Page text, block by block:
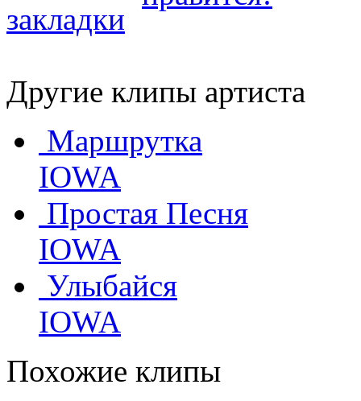
Другие клипы артиста
Маршрутка
IOWA
Простая Песня
IOWA
Улыбайся
IOWA
Похожие клипы